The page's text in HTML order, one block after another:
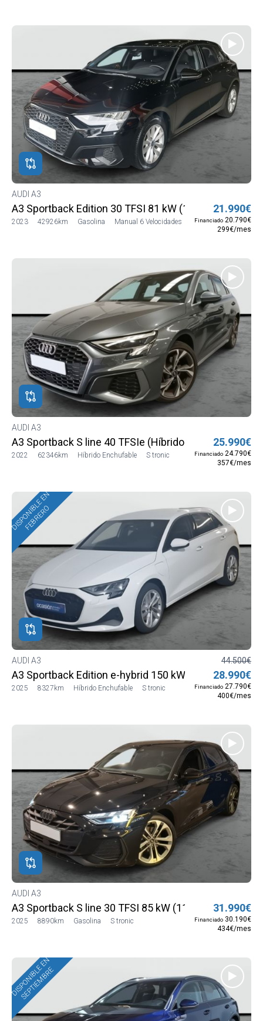
AUDI A3
A3 Sportback Edition 30 TFSI 81 kW (110 CV)
2023 42926km Gasolina Manual 6 Velocidades
21.990€
Financiado 20.790€
299€/mes
AUDI A3
A3 Sportback S line 40 TFSIe (Híbrido enchufable)
2022 62346km Híbrido Enchufable S tronic
25.990€
Financiado 24.790€
357€/mes
DISPONIBLE EN
FEBRERO
AUDI A3
A3 Sportback Edition e-hybrid 150 kW (204 CV) S
2025 8327km Híbrido Enchufable S tronic
44.500€
28.990€
Financiado 27.790€
400€/mes
AUDI A3
A3 Sportback S line 30 TFSI 85 kW (116 CV) S troni
2025 8890km Gasolina S tronic
31.990€
Financiado 30.190€
434€/mes
DISPONIBLE EN
SEPTIEMBRE